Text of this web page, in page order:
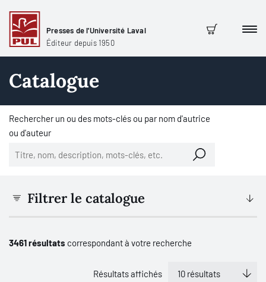
Presses de l'Université Laval
Éditeur depuis 1950
Panier
Catalogue
Rechercher un ou des mots-clés ou par nom d'autrice
ou d'auteur
Filtrer le catalogue
3461 résultats correspondant à votre recherche
Résultats affichés